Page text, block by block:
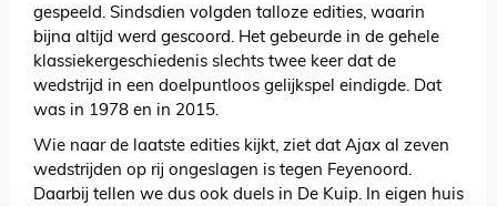
gespeeld. Sindsdien volgden talloze edities, waarin
bijna altijd werd gescoord. Het gebeurde in de gehele
klassiekergeschiedenis slechts twee keer dat de
wedstrijd in een doelpuntloos gelijkspel eindigde. Dat
was in 1978 en in 2015.
Wie naar de laatste edities kijkt, ziet dat Ajax al zeven
wedstrijden op rij ongeslagen is tegen Feyenoord.
Daarbij tellen we dus ook duels in De Kuip. In eigen huis